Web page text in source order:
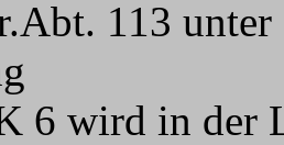
113
6 wird in der